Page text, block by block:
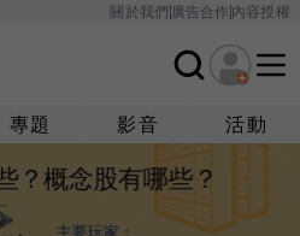
關於我們廣告合作內容授權
專題 影音 活動